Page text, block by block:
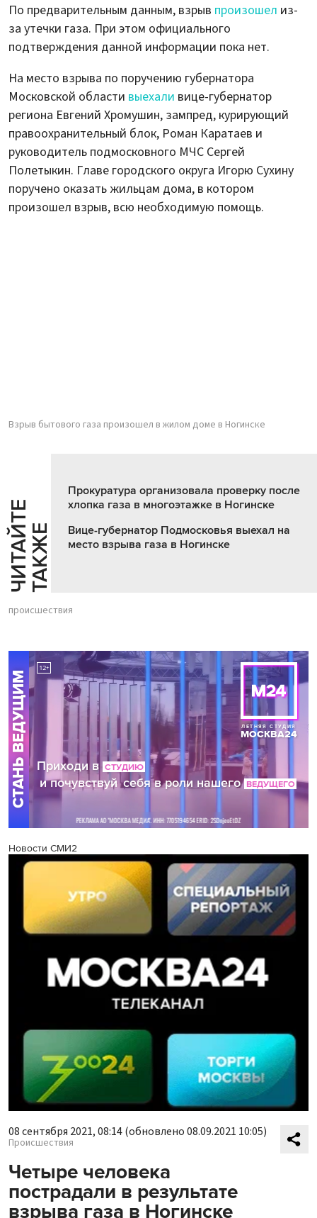
По предварительным данным, взрыв произошел из-
за утечки газа. При этом официального
подтверждения данной информации пока нет.
На место взрыва по поручению губернатора
Московской области выехали вице-губернатор
региона Евгений Хромушин, зампред, курирующий
правоохранительный блок, Роман Каратаев и
руководитель подмосковного МЧС Сергей
Полетыкин. Главе городского округа Игорю Сухину
поручено оказать жильцам дома, в котором
произошел взрыв, всю необходимую помощь.
Взрыв бытового газа произошел в жилом доме в Ногинске
Ч
И
Т
АЙ
Т
Е
Т
А
К
ЖЕ
Прокуратура организовала проверку после
хлопка газа в многоэтажке в Ногинске
Вице-губернатор Подмосковья выехал на
место взрыва газа в Ногинске
происшествия
Новости СМИ2
08 сентября 2021, 08:14(обновлено 08.09.2021 10:05)
Происшествия
Четыре человека
пострадали в результате
взрыва газа в Ногинске